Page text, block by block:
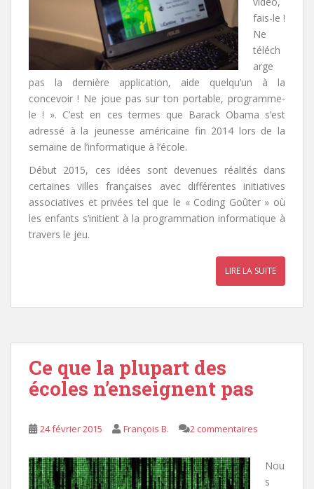
fais-le !
Ne
téléch
arge
pas la dernière application, aide quelqu’un à la
concevoir ! Ne joue pas sur ton portable, programme-
le ! ». C’est en ces termes que Barack Obama s’est
adressé à la jeunesse américaine fin 2014 lors de la
semaine de l’informatique à l’école.
Début 2015, ces idées sont devenues réalités dans
certaines villes françaises avec différentes initiatives
associatives et privées tel que le « Coding Goûter » où
les enfants s’initient à la programmation informatique à
travers le jeu.
LIRE LA SUITE
Ce que la plupart des
écoles n’enseignent pas
24 février 2015 François B. 2 commentaires
Nou
s